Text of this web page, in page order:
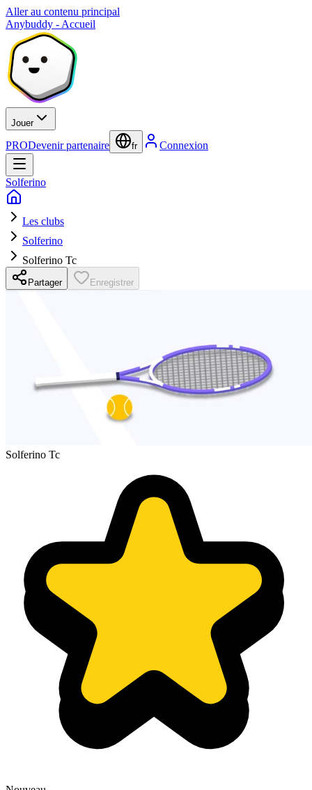
Aller au contenu principal
Anybuddy - Accueil
Jouer
PRODevenir partenaire fr Connexion
Solferino
Les clubs
Solferino
Solferino Tc
Partager Enregistrer
Solferino Tc